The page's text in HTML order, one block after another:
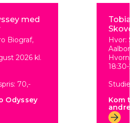
med
Biograf,
2026 kl.
70,-
Odyssey
Hvor:
Aalborg
18:30-
Kom
andre